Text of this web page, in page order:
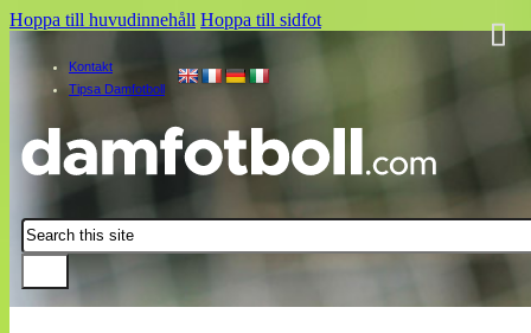
Hoppa till huvudinnehåll Hoppa till sidfot
Kontakt
Tipsa Damfotboll
Sök